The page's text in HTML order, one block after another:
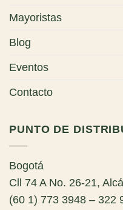
Mayoristas
Blog
Eventos
Contacto
PUNTO DE
Bogotá
Cll 74 A No. 26-21,
(60 1) 773 3948 – 322